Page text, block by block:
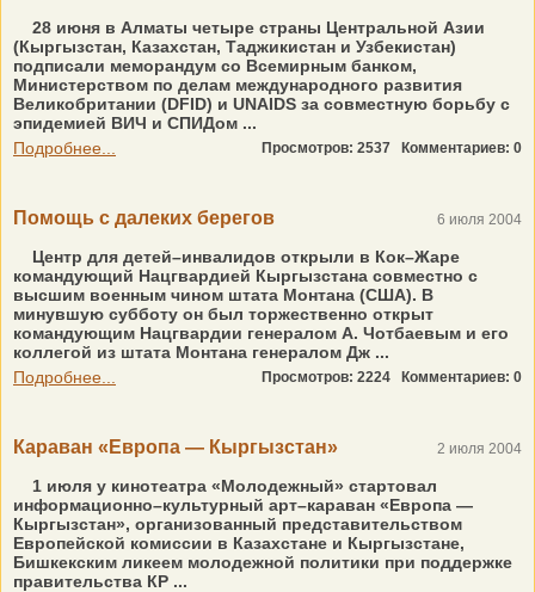
28 июня в Алматы четыре страны Центральной Азии
(Кыргызстан, Казахстан, Таджикистан и Узбекистан)
подписали меморандум со Всемирным банком,
Министерством по делам международного развития
Великобритании (DFID) и UNAIDS за совместную борьбу с
эпидемией ВИЧ и СПИДом ...
Подробнее...
Просмотров: 2537 Комментариев: 0
Помощь с далеких берегов 6 июля 2004
Центр для детей–инвалидов открыли в Кок–Жаре
командующий Нацгвардией Кыргызстана совместно с
высшим военным чином штата Монтана (США). В
минувшую субботу он был торжественно открыт
командующим Нацгвардии генералом А. Чотбаевым и его
коллегой из штата Монтана генералом Дж ...
Подробнее...
Просмотров: 2224 Комментариев: 0
Караван «Европа — Кыргызстан» 2 июля 2004
1 июля у кинотеатра «Молодежный» стартовал
информационно–культурный арт–караван «Европа —
Кыргызстан», организованный представительством
Европейской комиссии в Казахстане и Кыргызстане,
Бишкекским ликеем молодежной политики при поддержке
правительства КР ...